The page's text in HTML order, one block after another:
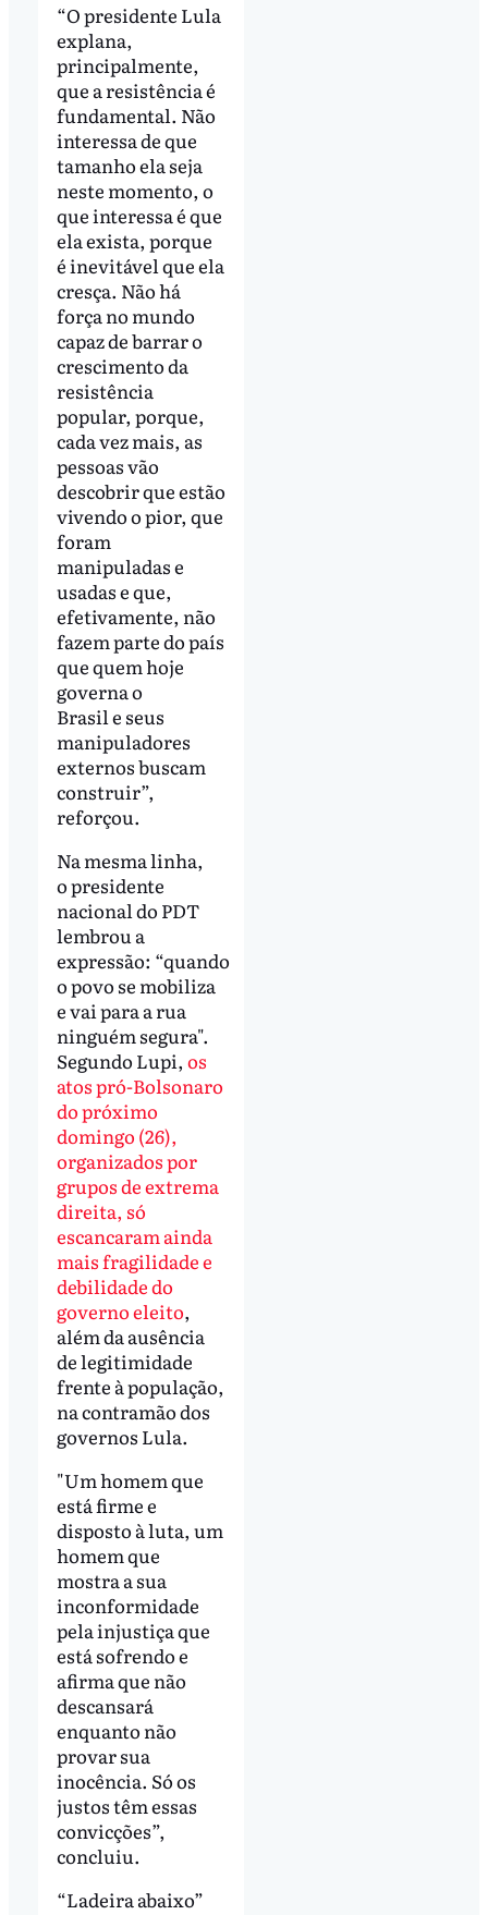
“O presidente Lula
explana,
principalmente,
que a resistência é
fundamental. Não
interessa de que
tamanho ela seja
neste momento, o
que interessa é que
ela exista, porque
é inevitável que ela
cresça. Não há
força no mundo
capaz de barrar o
crescimento da
resistência
popular, porque,
cada vez mais, as
pessoas vão
descobrir que estão
vivendo o pior, que
foram
manipuladas e
usadas e que,
efetivamente, não
fazem parte do país
que quem hoje
governa o
Brasil e seus
manipuladores
externos buscam
construir”,
reforçou.
Na mesma linha,
o presidente
nacional do PDT
lembrou a
expressão: “quando
o povo se mobiliza
e vai para a rua
ninguém segura".
Segundo Lupi, os
atos pró-Bolsonaro
do próximo
domingo (26),
organizados por
grupos de extrema
direita, só
escancaram ainda
mais fragilidade e
debilidade do
governo eleito,
além da ausência
de legitimidade
frente à população,
na contramão dos
governos Lula.
"Um homem que
está firme e
disposto à luta, um
homem que
mostra a sua
inconformidade
pela injustiça que
está sofrendo e
afirma que não
descansará
enquanto não
provar sua
inocência. Só os
justos têm essas
convicções”,
concluiu.
“Ladeira abaixo”